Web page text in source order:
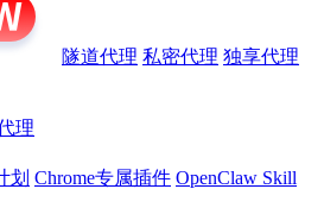
隧道代理 私密代理 独享代理
理
划 Chrome专属插件 OpenClaw Skill